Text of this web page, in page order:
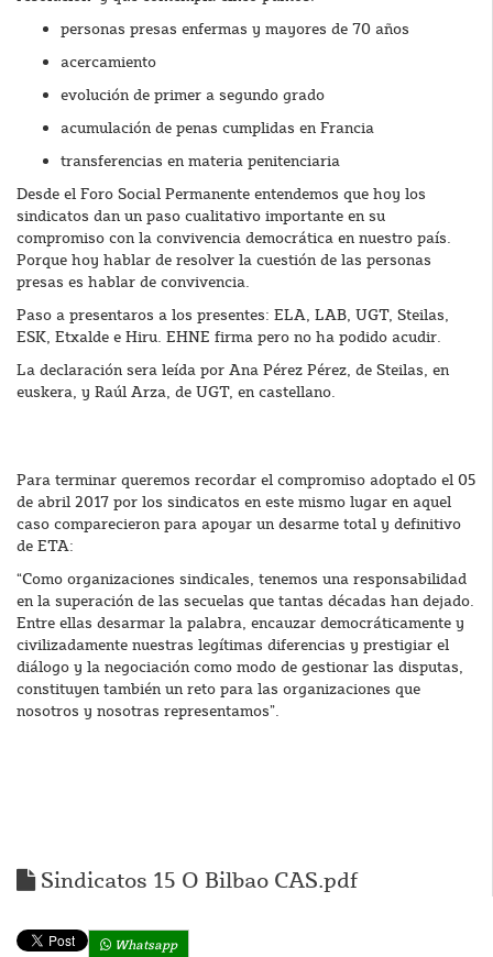
personas presas enfermas y mayores de 70 años
acercamiento
evolución de primer a segundo grado
acumulación de penas cumplidas en Francia
transferencias en materia penitenciaria
Desde el Foro Social Permanente entendemos que hoy los
sindicatos dan un paso cualitativo importante en su
compromiso con la convivencia democrática en nuestro país.
Porque hoy hablar de resolver la cuestión de las personas
presas es hablar de convivencia.
Paso a presentaros a los presentes: ELA, LAB, UGT, Steilas,
ESK, Etxalde e Hiru. EHNE firma pero no ha podido acudir.
La declaración sera leída por Ana Pérez Pérez, de Steilas, en
euskera, y Raúl Arza, de UGT, en castellano.
Para terminar queremos recordar el compromiso adoptado el 05
de abril 2017 por los sindicatos en este mismo lugar en aquel
caso comparecieron para apoyar un desarme total y definitivo
de ETA:
“Como organizaciones sindicales, tenemos una responsabilidad
en la superación de las secuelas que tantas décadas han dejado.
Entre ellas desarmar la palabra, encauzar democráticamente y
civilizadamente nuestras legítimas diferencias y prestigiar el
diálogo y la negociación como modo de gestionar las disputas,
constituyen también un reto para las organizaciones que
nosotros y nosotras representamos”.
Sindicatos 15 O Bilbao CAS.pdf
Whatsapp